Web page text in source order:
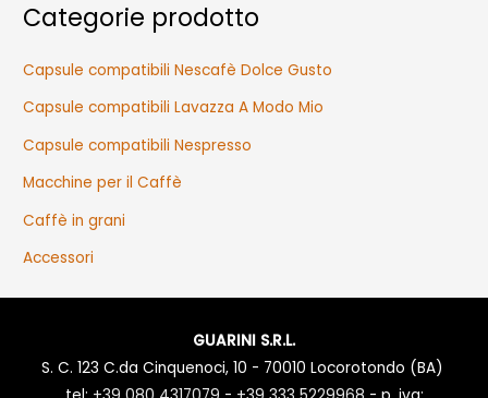
a
Categorie prodotto
Capsule compatibili Nescafè Dolce Gusto
Capsule compatibili Lavazza A Modo Mio
Capsule compatibili Nespresso
Macchine per il Caffè
Caffè in grani
Accessori
GUARINI S.R.L.
S. C. 123 C.da Cinquenoci, 10 - 70010 Locorotondo (BA)